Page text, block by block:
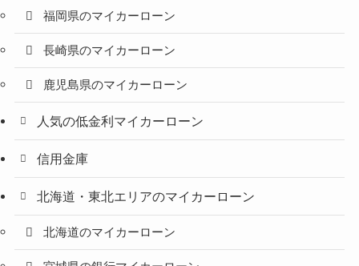
福岡県のマイカーローン
長崎県のマイカーローン
鹿児島県のマイカーローン
人気の低金利マイカーローン
信用金庫
北海道・東北エリアのマイカーローン
北海道のマイカーローン